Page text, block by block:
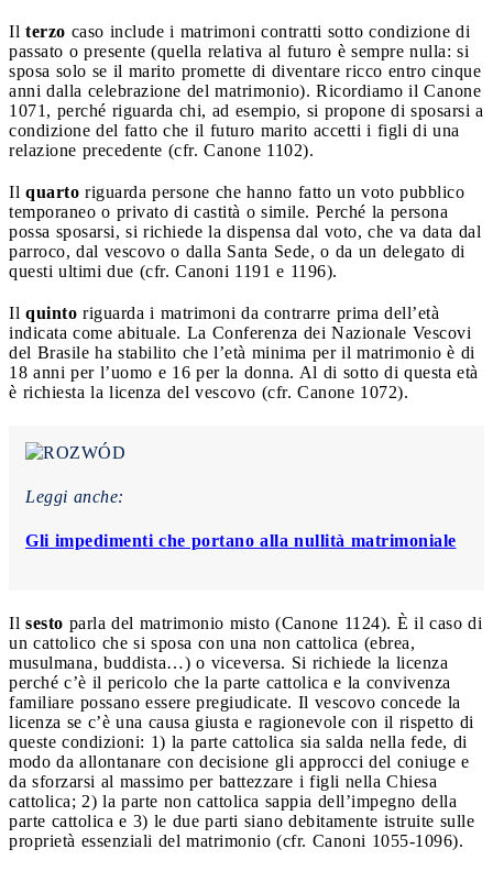
Il terzo caso include i matrimoni contratti sotto condizione di
passato o presente (quella relativa al futuro è sempre nulla: si
sposa solo se il marito promette di diventare ricco entro cinque
anni dalla celebrazione del matrimonio). Ricordiamo il Canone
1071, perché riguarda chi, ad esempio, si propone di sposarsi a
condizione del fatto che il futuro marito accetti i figli di una
relazione precedente (cfr. Canone 1102).
Il quarto riguarda persone che hanno fatto un voto pubblico
temporaneo o privato di castità o simile. Perché la persona
possa sposarsi, si richiede la dispensa dal voto, che va data dal
parroco, dal vescovo o dalla Santa Sede, o da un delegato di
questi ultimi due (cfr. Canoni 1191 e 1196).
Il quinto riguarda i matrimoni da contrarre prima dell’età
indicata come abituale. La Conferenza dei Nazionale Vescovi
del Brasile ha stabilito che l’età minima per il matrimonio è di
18 anni per l’uomo e 16 per la donna. Al di sotto di questa età
è richiesta la licenza del vescovo (cfr. Canone 1072).
Leggi anche:
Gli impedimenti che portano alla nullità matrimoniale
Il sesto parla del matrimonio misto (Canone 1124). È il caso di
un cattolico che si sposa con una non cattolica (ebrea,
musulmana, buddista…) o viceversa. Si richiede la licenza
perché c’è il pericolo che la parte cattolica e la convivenza
familiare possano essere pregiudicate. Il vescovo concede la
licenza se c’è una causa giusta e ragionevole con il rispetto di
queste condizioni: 1) la parte cattolica sia salda nella fede, di
modo da allontanare con decisione gli approcci del coniuge e
da sforzarsi al massimo per battezzare i figli nella Chiesa
cattolica; 2) la parte non cattolica sappia dell’impegno della
parte cattolica e 3) le due parti siano debitamente istruite sulle
proprietà essenziali del matrimonio (cfr. Canoni 1055-1096).